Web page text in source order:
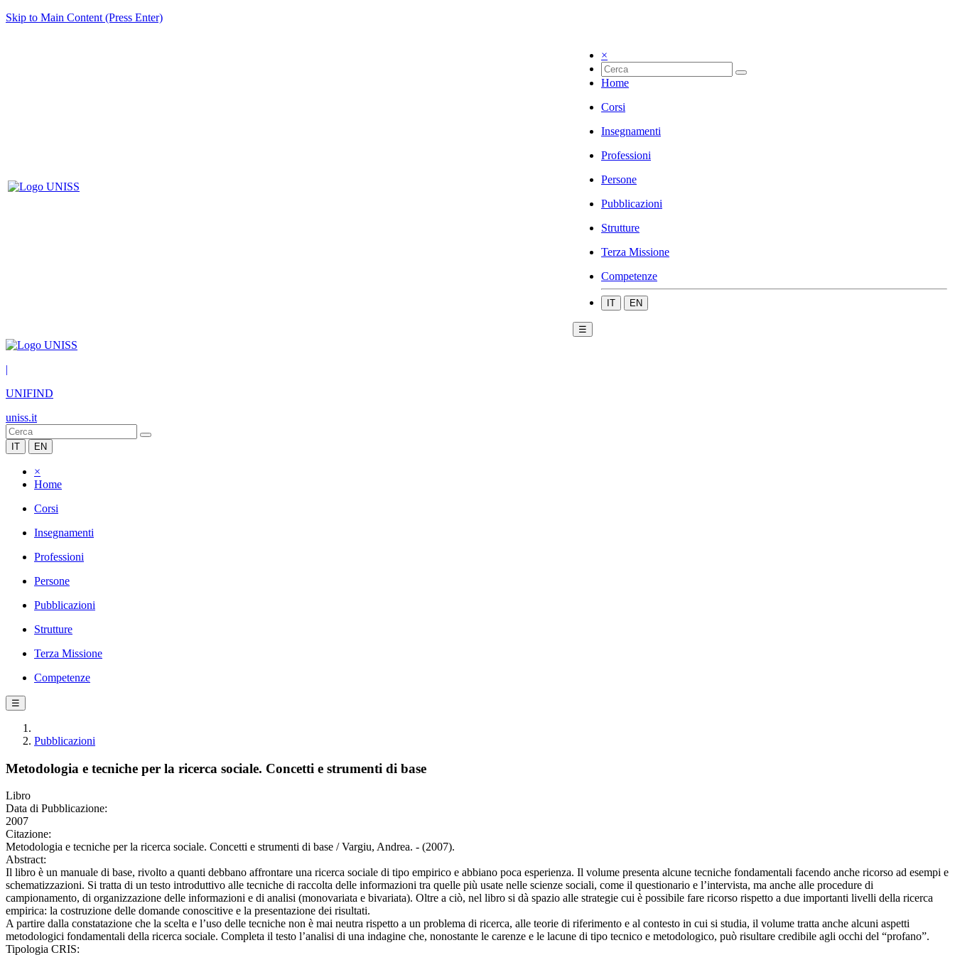
Skip to Main Content (Press Enter)
×
Home
Corsi
Insegnamenti
Professioni
Persone
Pubblicazioni
Strutture
Terza Missione
Competenze
IT EN
☰
|
UNIFIND
uniss.it
IT EN
×
Home
Corsi
Insegnamenti
Professioni
Persone
Pubblicazioni
Strutture
Terza Missione
Competenze
☰
Pubblicazioni
Metodologia e tecniche per la ricerca sociale. Concetti e strumenti di base
Libro
Data di Pubblicazione:
2007
Citazione:
Metodologia e tecniche per la ricerca sociale. Concetti e strumenti di base / Vargiu, Andrea. - (2007).
Abstract:
Il libro è un manuale di base, rivolto a quanti debbano affrontare una ricerca sociale di tipo empirico e abbiano poca esperienza. Il volume presenta alcune tecniche fondamentali facendo anche ricorso ad esempi e
schematizzazioni. Si tratta di un testo introduttivo alle tecniche di raccolta delle informazioni tra quelle più usate nelle scienze sociali, come il questionario e l’intervista, ma anche alle procedure di
campionamento, di organizzazione delle informazioni e di analisi (monovariata e bivariata). Oltre a ciò, nel libro si dà spazio alle strategie cui è possibile fare ricorso rispetto a due importanti livelli della ricerca
empirica: la costruzione delle domande conoscitive e la presentazione dei risultati.
A partire dalla constatazione che la scelta e l’uso delle tecniche non è mai neutra rispetto a un problema di ricerca, alle teorie di riferimento e al contesto in cui si studia, il volume tratta anche alcuni aspetti
metodologici fondamentali della ricerca sociale. Completa il testo l’analisi di una indagine che, nonostante le carenze e le lacune di tipo tecnico e metodologico, può risultare credibile agli occhi del “profano”.
Tipologia CRIS: